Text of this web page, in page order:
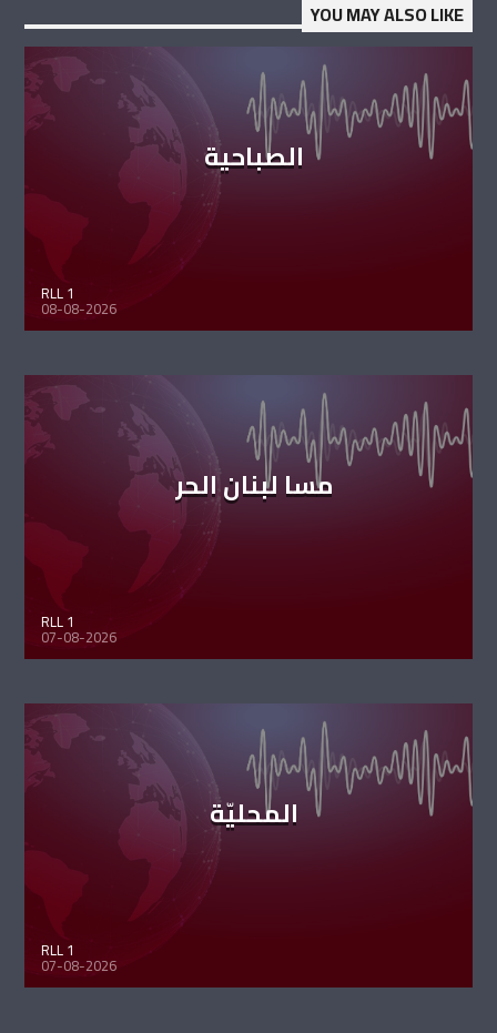
YOU MAY ALSO LIKE
الصباحية
RLL 1
08-08-2026
مسا لبنان الحر
RLL 1
07-08-2026
المحليّة
RLL 1
07-08-2026